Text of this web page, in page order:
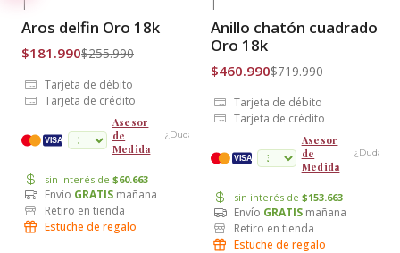
Envío Gratis
|
Aros delfin Oro 18k
$181.990$255.990
Tarjeta de débito
Tarjeta de crédito
VISA
Asesor
de
Medida
¿Dudas?
sin interés de $60.663
Envío GRATIS mañana
Retiro en tienda
Estuche de regalo
Envío Gratis
|
Anillo chatón cuadrado
Oro 18k
$460.990$719.990
Tarjeta de débito
Tarjeta de crédito
VISA
Asesor
de
Medida
¿Dudas?
sin interés de $153.663
Envío GRATIS mañana
Retiro en tienda
Estuche de regalo